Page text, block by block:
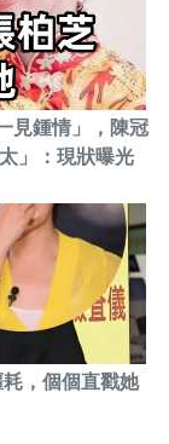
見鍾情」，陳冠
」：現狀曝光
，個個直戳她